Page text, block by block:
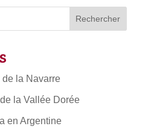
Rechercher
la Navarre
la Vallée Dorée
en Argentine